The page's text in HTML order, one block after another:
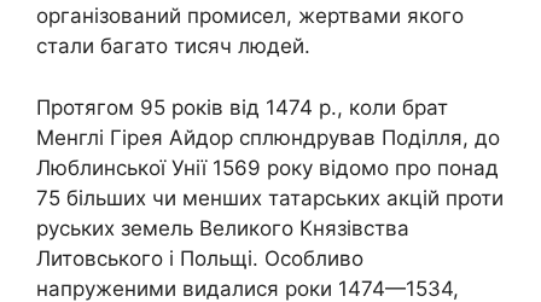
організований промисел, жертвами якого
стали багато тисяч людей.
Протягом 95 років від 1474 р., коли брат
Менглі Гірея Айдор сплюндрував Поділля, до
Люблинської Унії 1569 року відомо про понад
75 більших чи менших татарських акцій проти
руських земель Великого Князівства
Литовського і Польщі. Особливо
напруженими видалися роки 1474—1534,